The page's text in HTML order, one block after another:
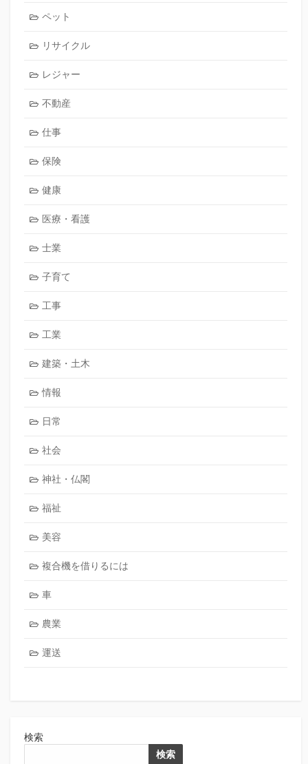
ペット
リサイクル
レジャー
不動産
仕事
保険
健康
医療・看護
士業
子育て
工事
工業
建築・土木
情報
日常
社会
神社・仏閣
福祉
美容
複合機を借りるには
車
農業
運送
検索
検索